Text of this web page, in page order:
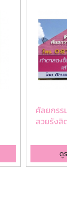
ศัลยกรร
สวยรังสิ
ดู